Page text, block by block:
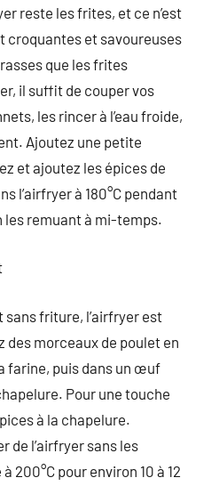
reste les frites, et ce n’est
croquantes et savoureuses
que les frites
il suffit de couper vos
les rincer à l’eau froide,
Ajoutez une petite
et ajoutez les épices de
l’airfryer à 180°C pendant
les remuant à mi-temps.
friture, l’airfryer est
morceaux de poulet en
farine, puis dans un œuf
Pour une touche
à la chapelure.
de l’airfryer sans les
200°C pour environ 10 à 12